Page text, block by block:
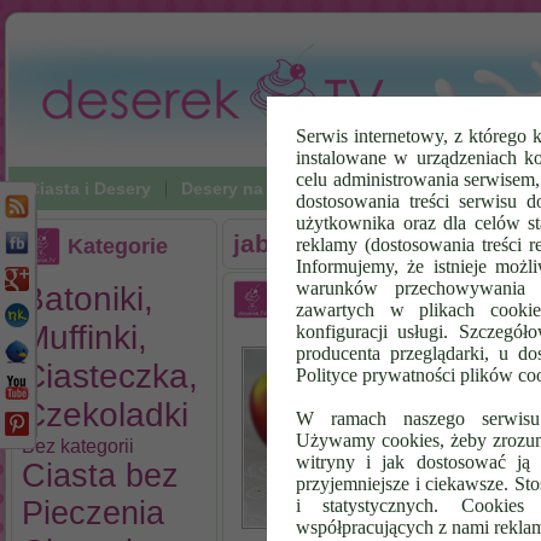
Serwis internetowy, z którego
instalowane w urządzeniach
celu administrowania
dostosowania treści serwisu
użytkownika oraz dla celów
reklamy (dostosowania treści
Informujemy, że istnieje
warunków
zawartych w plikach
konfiguracji usługi.
producenta przeglądarki, u
Polityce prywatności plików
W ramach naszego
Używamy cookies, żeby
witryny i jak dostosować ją
przyjemniejsze i ciekawsze.
i statystycznych.
współpracujących z nami
Ciasta i Desery Desery na zimno Napoje Poradniki
Kategorie
Batoniki,
Muffinki,
Ciasteczka,
Czekoladki
Bez kategorii
Ciasta bez
Pieczenia
jabłko
Pieczone Jabłko z
Cynamonem